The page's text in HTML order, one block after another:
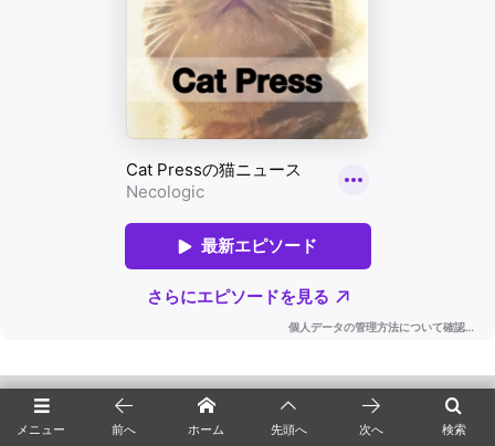
▼広告なしで記事を読めるニャ▼
メニュー 検索
前へ ホーム 先頭へ 次へ